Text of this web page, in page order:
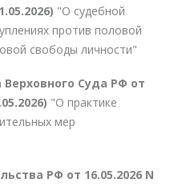
"О судебной
против половой
свободы личности"
Суда РФ от
"О практике
мер
РФ от 16.05.2026 N